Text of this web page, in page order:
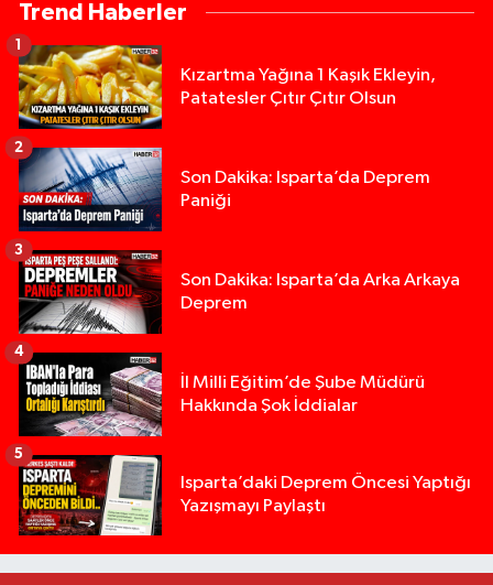
Trend Haberler
Kızartma Yağına 1 Kaşık Ekleyin,
Patatesler Çıtır Çıtır Olsun
1
Son Dakika: Isparta’da Deprem
Paniği
2
Son Dakika: Isparta’da Arka Arkaya
Deprem
3
İl Milli Eğitim’de Şube Müdürü
Hakkında Şok İddialar
4
Isparta’daki Deprem Öncesi Yaptığı
Yazışmayı Paylaştı
5
12:48 |Tur teknesi çalışanlarının birbirine girdiği kavga
02:26 |MOTOSİKLETLE ÇARPIŞAN OTOMOBİL GÜL
20:12 |Alzheimer Hastası Adamdan Saatlerdir Haber